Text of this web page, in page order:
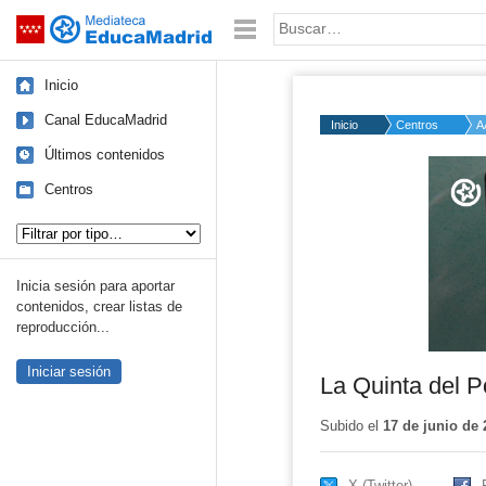
Saltar navegación Palabra o frase:
Inicio
Canal EducaMadrid
Últimos contenidos
Centros
Inicia sesión para aportar
contenidos, crear listas de
reproducción...
Iniciar sesión
Inicio Centros
50%
La Quinta del
Subido el 17 de junio de